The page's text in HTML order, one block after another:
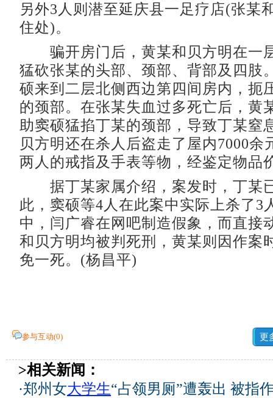
另外3人则潜至延庆县一足疗店(张某
住处)。
骗开房门后，黄某和贝方明在一
猛砍张某的头部、颈部、背部及四肢
硕来到二层北侧西边第四间房内，扼
的颈部。在张某失血过多死亡后，黄
助窦硕猛掐丁某的颈部，导致丁某窒
贝方明还在杀人后盗走了屋内7000余
两人的戒指及手表等物，经鉴定物品
据丁某家属介绍，案发时，丁某
此，窦硕等4人在此案中实际上杀了3
中，闫广睿在网吧制造假象，而直接
和贝方明均被判死刑，黄某则因作案
免一死。(杨昌平)
参与互动(0) 更
>相关新闻：
·郑州女大学生“占领男厕”遭轰出 被指